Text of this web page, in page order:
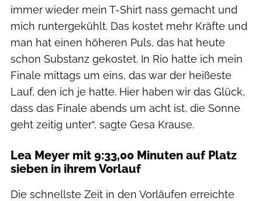
immer wieder mein T-Shirt nass gemacht und
mich runtergekühlt. Das kostet mehr Kräfte und
man hat einen höheren Puls, das hat heute
schon Substanz gekostet. In Rio hatte ich mein
Finale mittags um eins, das war der heißeste
Lauf, den ich je hatte. Hier haben wir das Glück,
dass das Finale abends um acht ist, die Sonne
geht zeitig unter“, sagte Gesa Krause.
Lea Meyer mit 9:33,00 Minuten auf Platz
sieben in ihrem Vorlauf
Die schnellste Zeit in den Vorläufen erreichte